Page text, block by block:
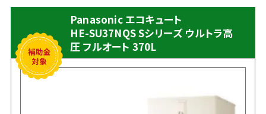
Panasonic エコキュート
HE-SU37NQS Sシリーズ ウルトラ高
圧 フルオート 370L